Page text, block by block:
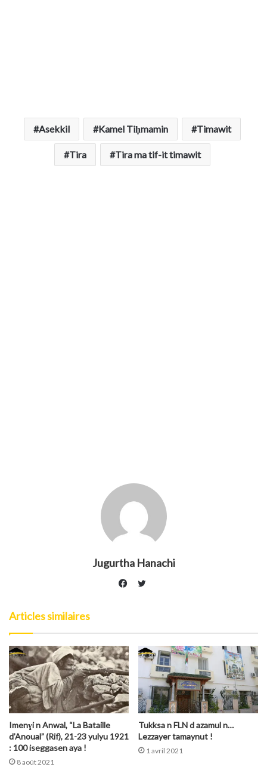
Asekkil Kamel Tiḥmamin Timawit
Tira Tira ma tif-it timawit
Jugurtha Hanachi
Twitter
Articles similaires
Imenɣi n Anwal, “La Bataille
d’Anoual” (Rif), 21-23 yulyu 1921
: 100 iseggasen aya !
8 août 2021
Tukksa n FLN d azamul n…
Lezzayer tamaynut !
1 avril 2021